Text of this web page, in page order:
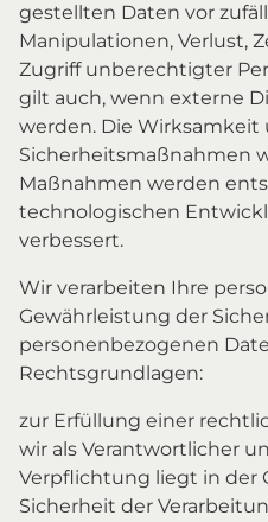
gestellten Daten vor
Manipulationen, Verlust,
Zugriff unberechtigter
gilt auch, wenn externe
werden. Die Wirksamkeit
Sicherheitsmaßnahmen
Maßnahmen werden
technologischen
verbessert.
Wir verarbeiten Ihre
Gewährleistung der
personenbezogenen
Rechtsgrundlagen:
zur Erfüllung einer
wir als Verantwortlicher
Verpflichtung liegt in der
Sicherheit der